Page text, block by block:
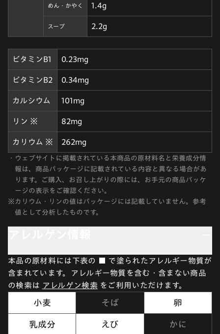
めん・かやく 1.4g
スープ 2.2g
ビタミンB1 0.23mg
ビタミンB2 0.34mg
カルシウム 101mg
リン ※ 82mg
カリウム ※ 262mg
・ ウェブサイトに掲載されている本商品の原材料名と栄養成分情
報は、商品パッケージに記載されている内容と異なる場合があ
ります。ご購入、お召し上がりの際には、お手元の商品パッケ
ージの表示をご確認ください。
※ カリウム・リンの値はパッケージには記載していません。参考
値として分析したものです。
本品の原材料には下表の ■ で塗られたアレルギー物質が
含まれています。アレルギー物質を含む・含まない商品
の検索は アレルゲン検索 をご利用いただけます。
小麦 そば 卵
乳成分 えび かに